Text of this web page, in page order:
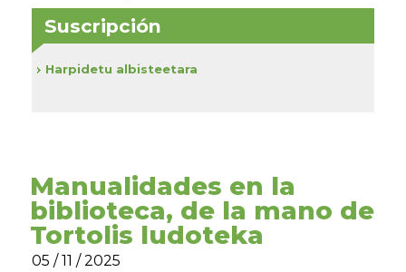
Manualidades en la
biblioteca, de la mano de
Tortolis ludoteka
05 / 11 / 2025
Suscripción
Harpidetu albisteetara